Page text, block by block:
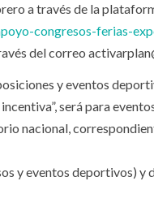
a través de la
congresos-ferias-
del correo
y eventos
será para
nacional,
y eventos deportivos) y